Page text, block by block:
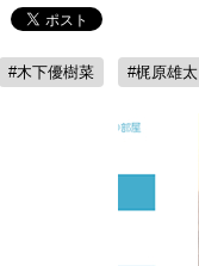
#木下優樹菜 #梶原雄太